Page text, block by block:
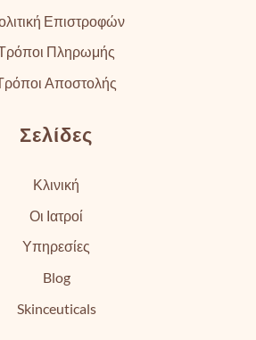
Επιστροφών
Πληρωμής
Αποστολής
Σελίδες
Κλινική
Οι Ιατροί
Υπηρεσίες
Blog
Skinceuticals